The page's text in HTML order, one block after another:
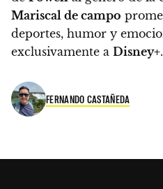
Mariscal de campo
deportes, humor y
exclusivamente a Disney+.
FERNANDO CASTAÑEDA